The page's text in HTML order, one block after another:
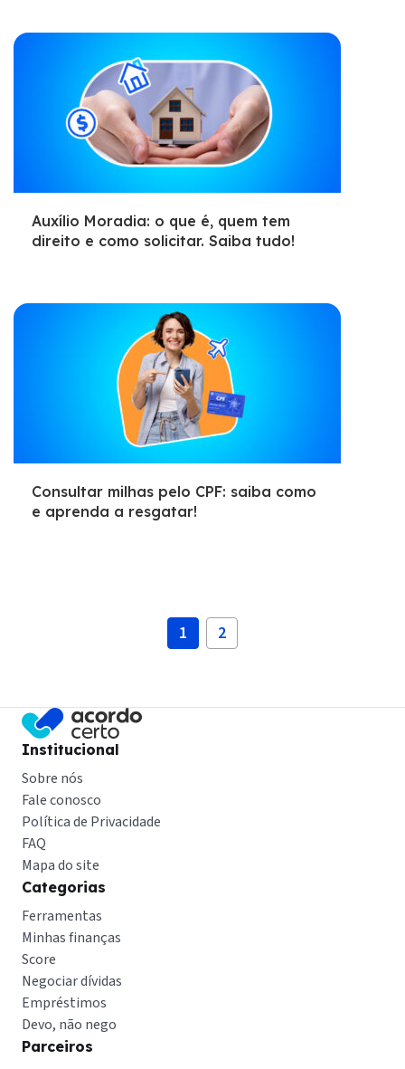
Auxílio Moradia: o que é, quem tem
direito e como solicitar. Saiba tudo!
Consultar milhas pelo CPF: saiba como
e aprenda a resgatar!
1 2
Institucional
Sobre nós
Fale conosco
Política de Privacidade
FAQ
Mapa do site
Categorias
Ferramentas
Minhas finanças
Score
Negociar dívidas
Empréstimos
Devo, não nego
Parceiros